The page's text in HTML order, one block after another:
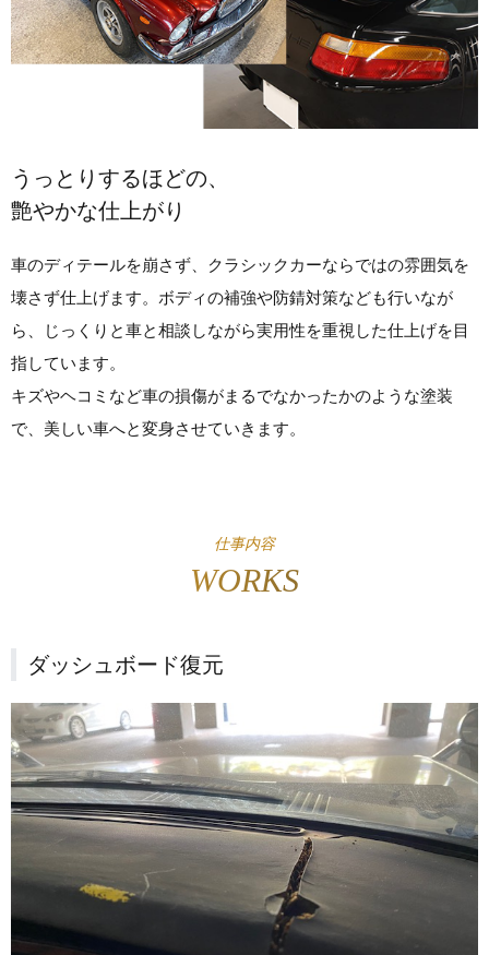
うっとりするほどの、
艶やかな仕上がり
車のディテールを崩さず、クラシックカーならではの雰囲気を
壊さず仕上げます。ボディの補強や防錆対策なども行いなが
ら、じっくりと車と相談しながら実用性を重視した仕上げを目
指しています。
キズやヘコミなど車の損傷がまるでなかったかのような塗装
で、美しい車へと変身させていきます。
仕事内容
WORKS
ダッシュボード復元